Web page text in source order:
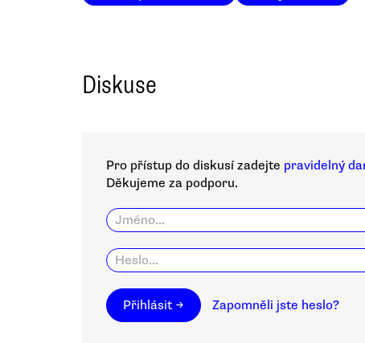
Diskuse
Pro přístup do diskusí zadejte pravidelný
Děkujeme za podporu.
Přihlásit → Zapomněli jste heslo?